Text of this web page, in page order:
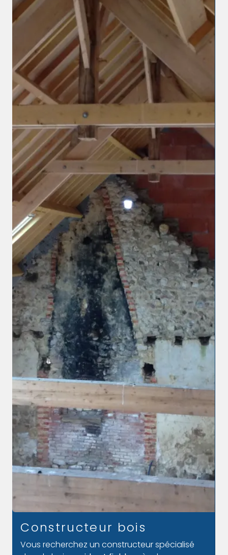
Entreprise couverture
Avec Marius M Le Bois vous pouvez nous
confier vos travaux de couverture à ARGENTAN